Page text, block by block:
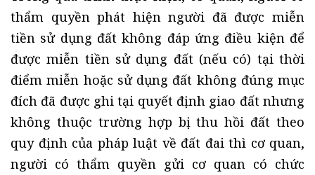
thẩm quyền phát hiện người đã được miễn
tiền sử dụng đất không đáp ứng điều kiện để
được miễn tiền sử dụng đất (nếu có) tại thời
điểm miễn hoặc sử dụng đất không đúng mục
đích đã được ghi tại quyết định giao đất nhưng
không thuộc trường hợp bị thu hồi đất theo
quy định của pháp luật về đất đai thì cơ quan,
người có thẩm quyền gửi cơ quan có chức